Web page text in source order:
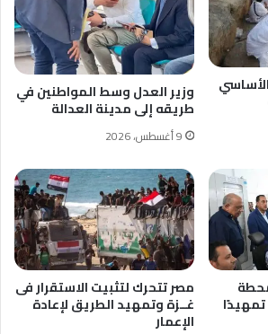
وزير العدل وسط المواطنين في
طريقه إلى مدينة العدالة
9 أغسطس، 2026
مصر تتحرك لتثبيت الاستقرار فى
غــزة وتمهيد الطريق لإعادة
الإعمار